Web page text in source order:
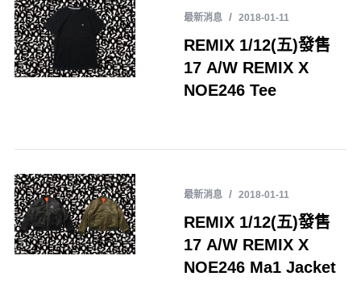
最新消息 2018-01-11
REMIX 1/12(五)發售
17 A/W REMIX X
NOE246 Tee
最新消息 2018-01-11
REMIX 1/12(五)發售
17 A/W REMIX X
NOE246 Ma1 Jacket